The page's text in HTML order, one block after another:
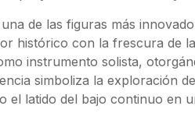
de las figuras más
histórico con la frescura de
instrumento solista,
simboliza la exploración
el latido del bajo continuo en